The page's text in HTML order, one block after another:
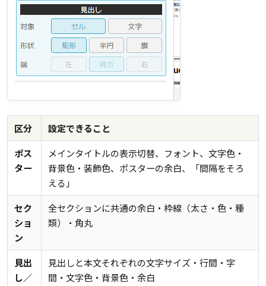
区分
設定できること
ポス
ター
メインタイトルの表示切替、フォント、文字色・
背景色・装飾色、ポスターの余白、「間隔をそろ
える」
セク
ショ
ン
全セクションに共通の余白・枠線（太さ・色・種
類）・角丸
見出
し／
見出しと本文それぞれの文字サイズ・行間・字
間・文字色・背景色・余白